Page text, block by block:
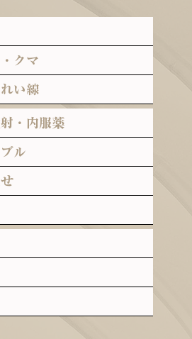
クマ
い線
・内服薬
ル